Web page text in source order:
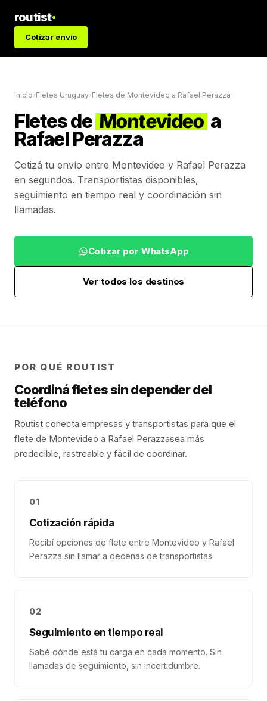
routist
Cotizar envío
Inicio›Fletes Uruguay›Fletes de Montevideo a Rafael Perazza
Fletes de Montevideo a
Rafael Perazza
Cotizá tu envío entre Montevideo y Rafael Perazza
en segundos. Transportistas disponibles,
seguimiento en tiempo real y coordinación sin
llamadas.
Cotizar por WhatsApp
Ver todos los destinos
POR QUÉ ROUTIST
Coordiná fletes sin depender del
teléfono
Routist conecta empresas y transportistas para que el
flete de Montevideo a Rafael Perazzasea más
predecible, rastreable y fácil de coordinar.
01
Cotización rápida
Recibí opciones de flete entre Montevideo y Rafael
Perazza sin llamar a decenas de transportistas.
02
Seguimiento en tiempo real
Sabé dónde está tu carga en cada momento. Sin
llamadas de seguimiento, sin incertidumbre.